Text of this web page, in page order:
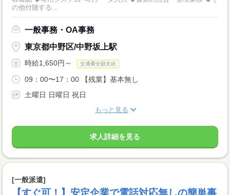
の他付随する...
一般事務・OA事務
東京都中野区/中野坂上駅
時給1,650円～ 交通費全額支給
09：00〜17：00 【残業】基本無し
土曜日 日曜日 祝日
もっと見る
求人詳細を見る
[一般派遣]
【すぐ可！】安定企業で電話対応無しの簡単事